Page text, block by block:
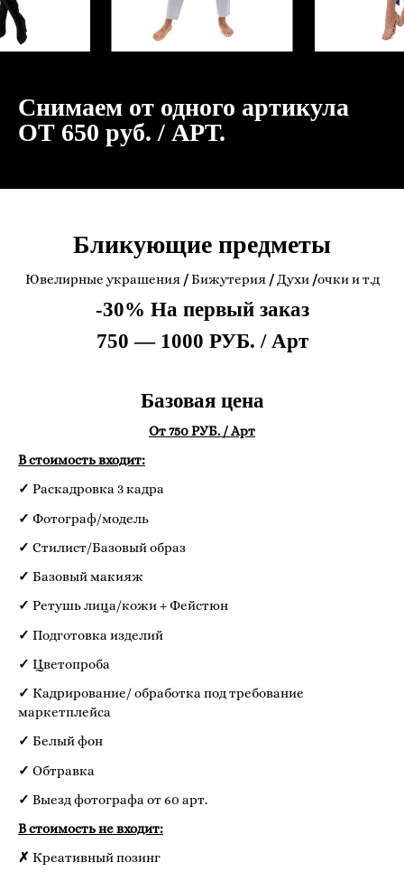
Снимаем от одного артикула
ОТ 650 руб. / АРТ.
Бликующие предметы
Ювелирные украшения /Бижутерия/Духи /очки и т.д
-30% На первый заказ
750 — 1000 РУБ. / Арт
Базовая цена
От 750 РУБ. / Арт
В стоимость входит:
✓ Раскадровка 3 кадра
✓ Фотограф/модель
✓ Стилист/Базовый образ
✓ Базовый макияж
✓ Ретушь лица/кожи + Фейстюн
✓ Подготовка изделий
✓ Цветопроба
✓ Кадрирование/ обработка под требование
маркетплейса
✓ Белый фон
✓ Обтравка
✓ Выезд фотографа от 60 арт.
В стоимость не входит:
✗ Креативный позинг